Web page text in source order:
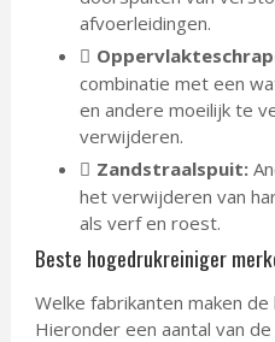
afvoerleidingen.
combinatie met een
en andere moeilijk te
verwijderen.
Zandstraalspuit:
het verwijderen van
als verf en roest.
Beste hogedrukreiniger
Welke fabrikanten maken
Hieronder een aantal van